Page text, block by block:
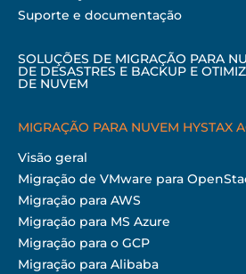
Suporte e documentação
SOLUÇÕES DE MIGRAÇÃO PARA
DE DESASTRES E BACKUP E
DE NUVEM
MIGRAÇÃO PARA NUVEM HYSTAX
Visão geral
Migração de VMware para
Migração para AWS
Migração para MS Azure
Migração para o GCP
Migração para Alibaba